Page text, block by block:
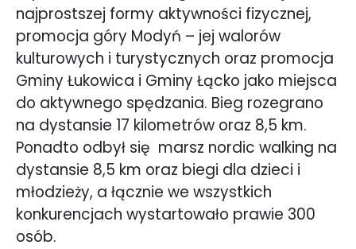
najprostszej formy aktywności fizycznej,
promocja góry Modyń – jej walorów
kulturowych i turystycznych oraz promocja
Gminy Łukowica i Gminy Łącko jako miejsca
do aktywnego spędzania. Bieg rozegrano
na dystansie 17 kilometrów oraz 8,5 km.
Ponadto odbył się marsz nordic walking na
dystansie 8,5 km oraz biegi dla dzieci i
młodzieży, a łącznie we wszystkich
konkurencjach wystartowało prawie 300
osób.